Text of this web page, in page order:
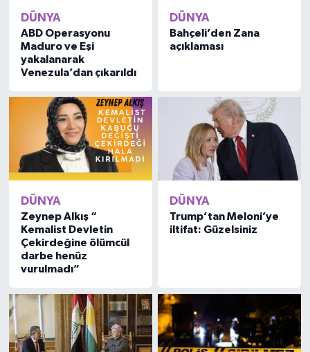
DÜNYA
ABD Operasyonu
Maduro ve Eşi
yakalanarak
Venezula’dan çıkarıldı
DÜNYA
Bahçeli’den Zana
açıklaması
DÜNYA
Zeynep Alkış “
Kemalist Devletin
Çekirdeğine ölümcül
darbe henüz
vurulmadı”
DÜNYA
Trump’tan Meloni’ye
iltifat: Güzelsiniz